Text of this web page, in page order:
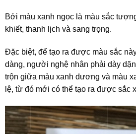
Bởi màu xanh ngọc là màu sắc
khiết, thanh lịch và sang trọng.
Đặc biệt, để tạo ra được màu sắc
dàng, người nghệ nhân phải dày
trộn giữa màu xanh dương và màu
lệ, từ đó mới có thể tạo ra được sắc